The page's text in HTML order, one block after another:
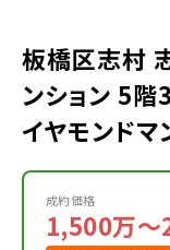
板橋区志村
ンション 5
イヤモンドマ
成約価格
1,500万